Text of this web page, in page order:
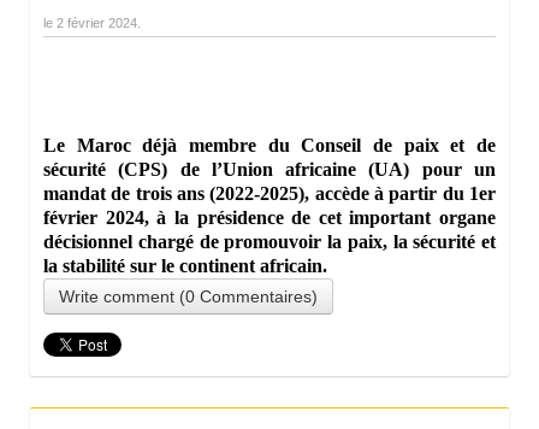
le 2 février 2024
Le Maroc déjà membre du Conseil de paix et de
sécurité (CPS) de l’Union africaine (UA) pour un
mandat de trois ans (2022-2025), accède à partir du 1er
février 2024, à la présidence de cet important organe
décisionnel chargé de promouvoir la paix, la sécurité et
la stabilité sur le continent africain.
Write comment (0 Commentaires)